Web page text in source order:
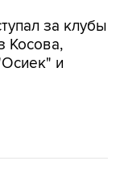
за клубы
Косова,
и